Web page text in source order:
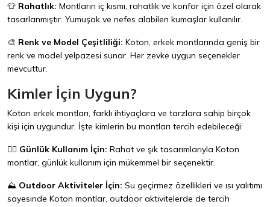
👕 Rahatlık: Montların iç kısmı, rahatlık ve konfor için özel olarak
tasarlanmıştır. Yumuşak ve nefes alabilen kumaşlar kullanılır.
🎨 Renk ve Model Çeşitliliği: Koton, erkek montlarında geniş bir
renk ve model yelpazesi sunar. Her zevke uygun seçenekler
mevcuttur.
Kimler İçin Uygun?
Koton erkek montları, farklı ihtiyaçlara ve tarzlara sahip birçok
kişi için uygundur. İşte kimlerin bu montları tercih edebileceği:
🚶‍♂️ Günlük Kullanım İçin: Rahat ve şık tasarımlarıyla Koton
montlar, günlük kullanım için mükemmel bir seçenektir.
⛰️ Outdoor Aktiviteler İçin: Su geçirmez özellikleri ve ısı yalıtımı
sayesinde Koton montlar, outdoor aktivitelerde de tercih